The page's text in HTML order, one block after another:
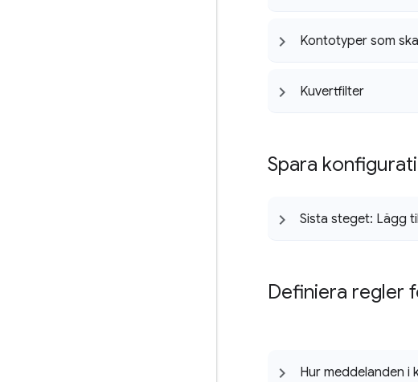
Kontotyper som
Kuvertfilter
Spara
Sista steget: Lägg
Definiera regler
Hur meddelanden i